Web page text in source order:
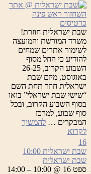
כרטיסים
שבת ישראלית חוזרת!
משרד המורשת והמועצה
לשימור אתרים שמחים
להודיע כי החל מסוף
השבוע הקרוב, 26-25
באוגוסט, מיזם שבת
ישראלית חוזר תחת השם
“שישי שבת ישראלי” בואו
בסוף השבוע הקרוב, ובכל
סוף שבוע, למרכז
המבקרים … להמשיך
לקרוא
16
שבת ישראלית 10:00
שבת ישראלית
ספט 16 @ 10:00 – 14:00